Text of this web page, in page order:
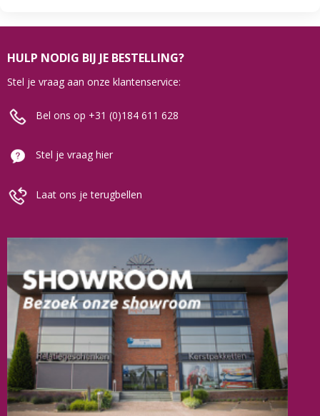
HULP NODIG BIJ JE BESTELLING?
Stel je vraag aan onze klantenservice:
Bel ons op +31 (0)184 611 628
Stel je vraag hier
Laat ons je terugbellen